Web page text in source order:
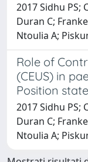
2017 Sidhu PS;
Duran C;
Ntoulia A;
Role of
(CEUS) in
Position
2017 Sidhu PS;
Duran C;
Ntoulia A;